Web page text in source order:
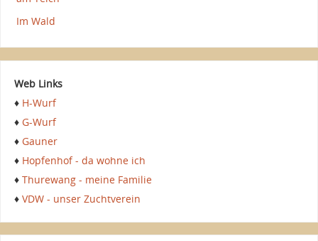
Im Wald
Web Links
♦ H-Wurf
♦ G-Wurf
♦ Gauner
♦ Hopfenhof - da wohne ich
♦ Thurewang - meine Familie
♦ VDW - unser Zuchtverein